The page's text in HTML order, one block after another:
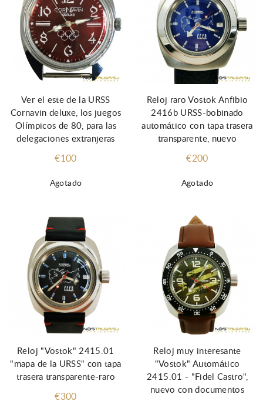
Agotado
Ver el este de la URSS
Cornavin deluxe, los juegos
Olímpicos de 80, para las
delegaciones extranjeras
€100
Agotado
Reloj raro Vostok Anfibio
2416b URSS-bobinado
automático con tapa trasera
transparente, nuevo
€200
Reloj "Vostok" 2415.01
"mapa de la URSS" con tapa
trasera transparente-raro
€300
Reloj muy interesante
"Vostok" Automático
2415.01 - "Fidel Castro",
nuevo con documentos